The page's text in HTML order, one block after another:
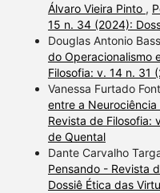
Álvaro Vieira Pinto ,
15 n. 34 (2024):
Douglas Antonio
do Operacionalismo
Filosofia: v. 14 n. 31
Vanessa Furtado
entre a Neurociência
Revista de Filosofia:
de Quental
Dante Carvalho
Pensando - Revista
Dossiê Ética das